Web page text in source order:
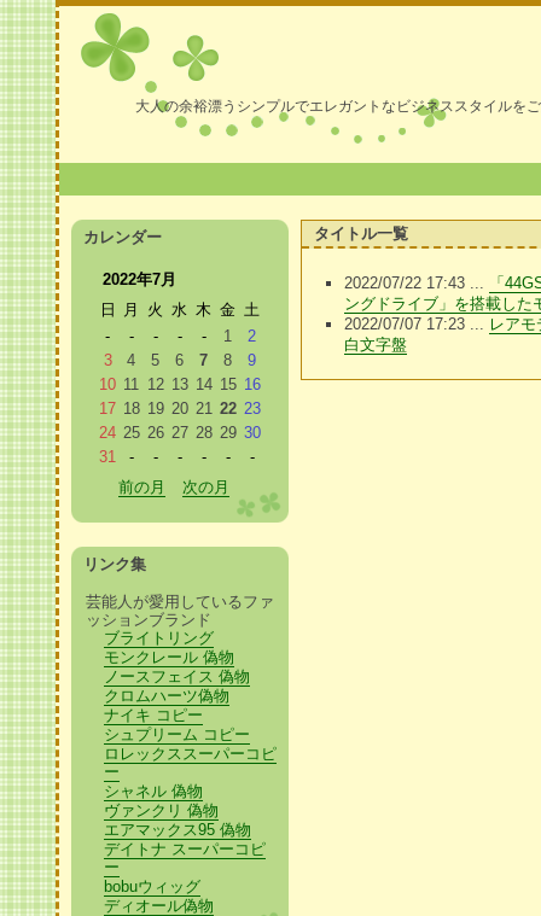
大人の余裕漂うシンプルでエレガントなビジネススタイルを
タイトル一覧
2022/07/22 17:43 ...
「
ングドライブ」を搭載した
2022/07/07 17:23 ... レア
白文字盤
カレンダー
2022年7月
日
月 火 水 木 金 土
-
- - - - 1
2
3
4 5 6 7 8
9
10 11 12 13 14 15 16
17 18 19 20 21 22 23
24 25 26 27 28 29 30
31
- - - - -
-
前の月
次の月
リンク集
芸能人が愛用しているファ
ッションブランド
ブライトリング
モンクレール 偽物
ノースフェイス 偽物
クロムハーツ偽物
ナイキ コピー
シュプリーム コピー
ロレックススーパーコピ
ー
シャネル 偽物
ヴァンクリ 偽物
エアマックス95 偽物
デイトナ スーパーコピ
ー
bobuウィッグ
ディオール偽物